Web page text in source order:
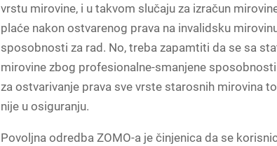
vrstu mirovine, i u takvom slučaju za izračun
plaće nakon ostvarenog prava na invalidsku
sposobnosti za rad. No, treba zapamtiti da se sa
mirovine zbog profesionalne-smanjene
za ostvarivanje prava sve vrste starosnih mirovina
nije u osiguranju.
Povoljna odredba ZOMO-a je činjenica da se